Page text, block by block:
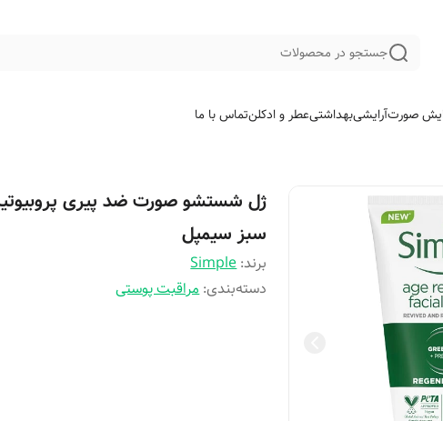
جستجو در محصولات
صورتآرایشیبهداشتیعطر و ادکلنتماس با ما
ژل شستشو صورت ضد پیری
سبز سیمپل
برند:Simple
دسته‌بندی:مراقبت پوستی